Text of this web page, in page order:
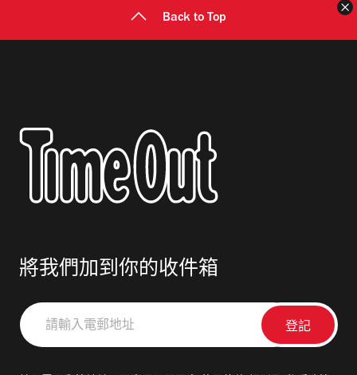
Back to Top
將我們加到你的收件箱
請
輸